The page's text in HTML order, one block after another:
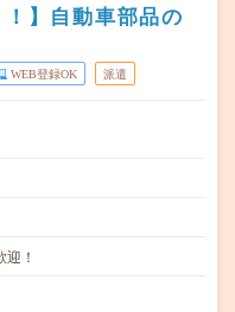
】自動車部品の
WEB登録OK 派遣
！